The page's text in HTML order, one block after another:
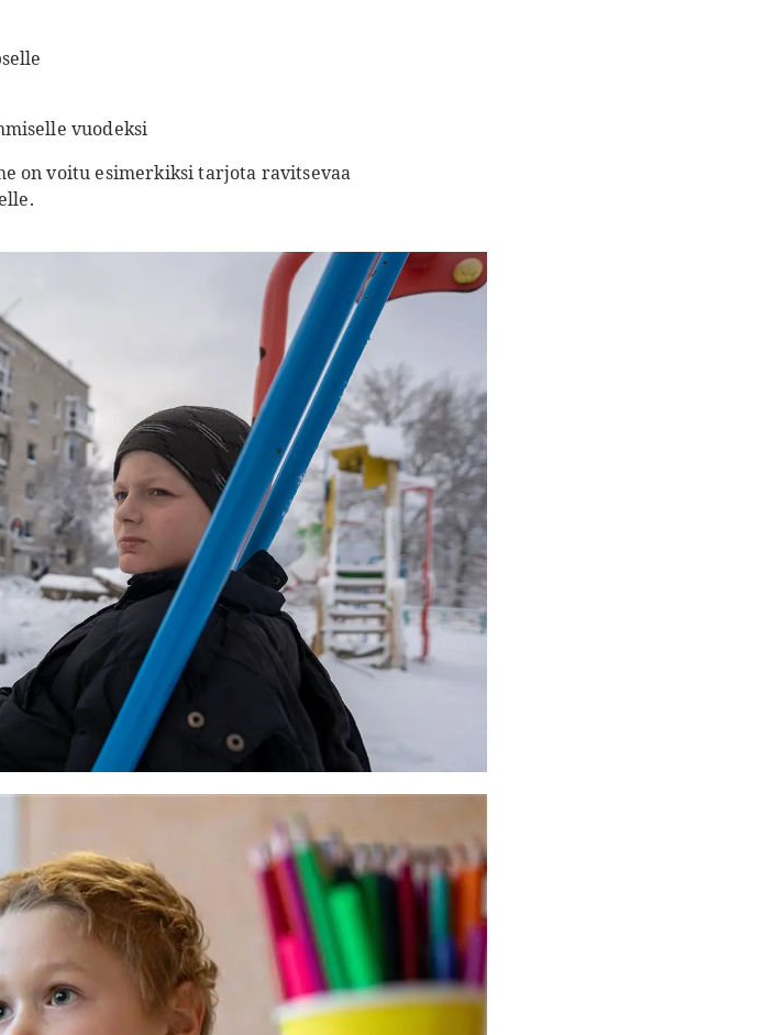
vuodeksi
on voitu esimerkiksi tarjota ravitsevaa